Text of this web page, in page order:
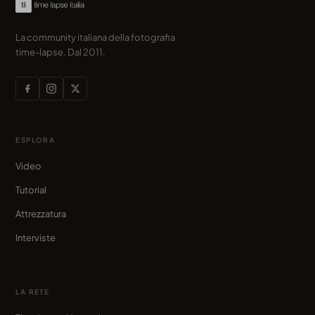
La community italiana della fotografia
time-lapse. Dal 2011.
ESPLORA
Video
Tutorial
Attrezzatura
Interviste
LA RETE